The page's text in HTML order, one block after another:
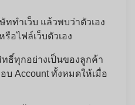
ทำเว็บ แล้วพบว่าตัวเอง
อไฟล์เว็บตัวเอง
ธิ์ทุกอย่างเป็นของลูกค้า
บ Account ทั้งหมดให้เมื่อ